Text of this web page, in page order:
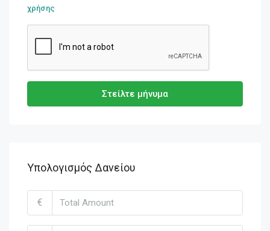
χρήσης
Στείλτε μήνυμα
Υπολογισμός Δανείου
€